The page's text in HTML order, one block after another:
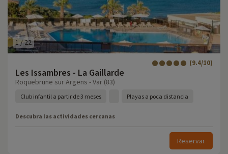
1 /22
Les Issambres - La Gaillarde
(9.4/10)
Roquebrune sur Argens - Var (83)
Club infantil a partir de 3 meses Playas a poca distancia
Descubra las actividades cercanas
Reservar